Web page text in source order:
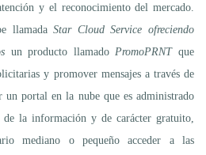
y el reconocimiento del mercado.
llamadaStar Cloud Service ofreciendo
un producto llamado PromoPRNTque
y promover mensajes a través de
un portal en la nube que es administrado
la información y de carácter gratuito,
mediano o pequeño acceder a las